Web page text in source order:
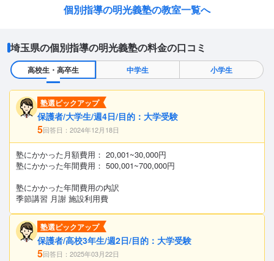
個別指導の明光義塾の教室一覧へ
埼玉県の個別指導の明光義塾の料金の口コミ
高校生・高卒生 中学生 小学生
塾選ピックアップ
保護者/大学生/週4日/目的：大学受験
5回答日：2024年12月18日
塾にかかった月額費用： 20,001~30,000円
塾にかかった年間費用： 500,001~700,000円
塾にかかった年間費用の内訳
季節講習 月謝 施設利用費
塾選ピックアップ
保護者/高校3年生/週2日/目的：大学受験
5回答日：2025年03月22日